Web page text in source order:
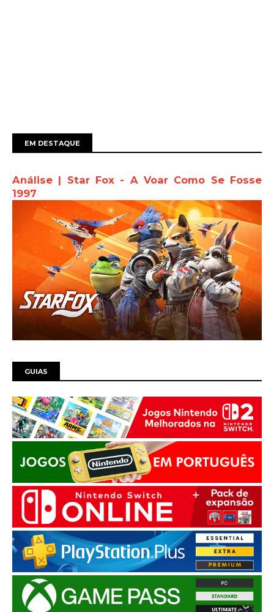
EM DESTAQUE
Análise | Star Fox - A Voar Como Se Fosse
1997
GUIAS